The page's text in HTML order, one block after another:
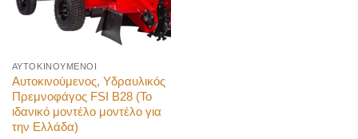
ΑΥΤΟΚΙΝΟΥΜΕΝΟΙ
Αυτοκινούμενος, Υδραυλικός
Πρεμνοφάγος FSI Β28 (Το
ιδανικό μοντέλο μοντέλο για
την Ελλάδα)